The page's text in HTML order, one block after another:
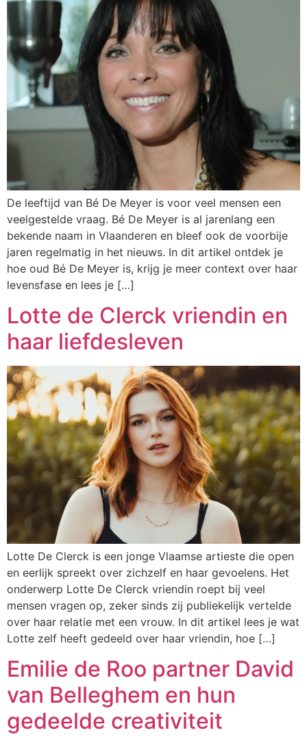
De leeftijd van Bé De Meyer is voor veel mensen een
veelgestelde vraag. Bé De Meyer is al jarenlang een
bekende naam in Vlaanderen en bleef ook de voorbije
jaren regelmatig in het nieuws. In dit artikel ontdek je
hoe oud Bé De Meyer is, krijg je meer context over haar
levensfase en lees je […]
Lotte de Clerck vriendin en
haar liefdesleven
Lotte De Clerck is een jonge Vlaamse artieste die open
en eerlijk spreekt over zichzelf en haar gevoelens. Het
onderwerp Lotte De Clerck vriendin roept bij veel
mensen vragen op, zeker sinds zij publiekelijk vertelde
over haar relatie met een vrouw. In dit artikel lees je wat
Lotte zelf heeft gedeeld over haar vriendin, hoe […]
Emilie de Roo partner David
van Belleghem en hun
gedeelde creativiteit